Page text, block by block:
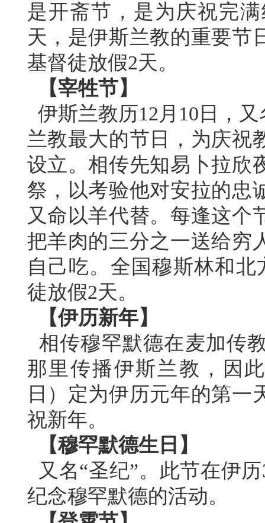
是开斋节，是为庆祝完
天，是伊斯兰教的重要节
基督徒放假2天。
【宰牲节】
伊斯兰教历12月10日，
兰教最大的节日，为庆祝
设立。相传先知易卜拉欣
祭，以考验他对安拉的忠
又命以羊代替。每逢这个
把羊肉的三分之一送给穷
自己吃。全国穆斯林和
徒放假2天。
【伊历新年】
相传穆罕默德在麦加传
那里传播伊斯兰教，因
日）定为伊历元年的第一
祝新年。
【穆罕默德生日】
又名“圣纪”。此节在伊
纪念穆罕默德的活动。